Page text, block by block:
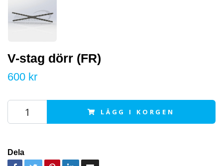
V-stag dörr (FR)
600 kr
LÄGG I KORGEN
Dela